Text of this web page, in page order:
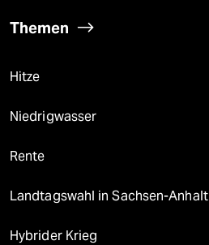
Themen
Hitze
Niedrigwasser
Rente
Landtagswahl in Sachsen-Anhalt
Hybrider Krieg